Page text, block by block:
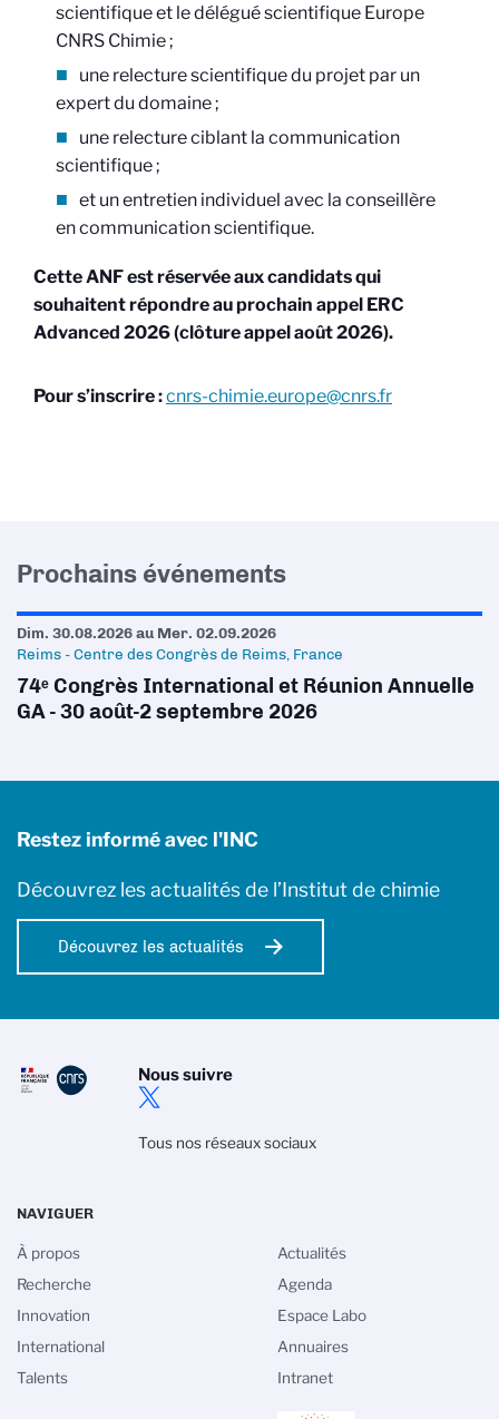
scientifique et le délégué scientifique Europe
CNRS Chimie ;
une relecture scientifique du projet par un
expert du domaine ;
une relecture ciblant la communication
scientifique ;
et un entretien individuel avec la conseillère
en communication scientifique.
Cette ANF est réservée aux candidats qui
souhaitent répondre au prochain appel ERC
Advanced 2026 (clôture appel août 2026).
Pour s’inscrire :cnrs-chimie.europe@cnrs.fr
Prochains événements
Dim. 30.08.2026au Mer. 02.09.2026
Reims - Centre des Congrès de Reims, France
74ᵉ Congrès International et Réunion Annuelle
GA - 30 août-2 septembre 2026
Restez informé avec l'INC
Découvrez les actualités de l’Institut de chimie
Découvrez les actualités
Nous suivre
Tous nos réseaux sociaux
NAVIGUER
À propos
Recherche
Innovation
International
Talents
Actualités
Agenda
Espace Labo
Annuaires
Intranet